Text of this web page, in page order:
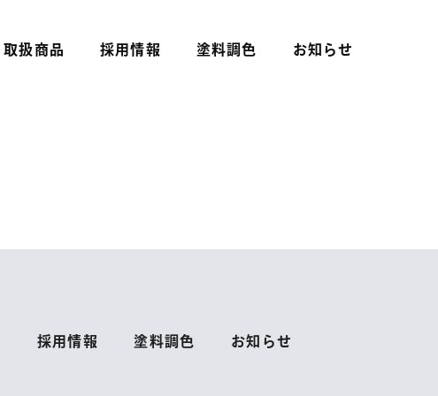
取扱商品 採用情報 塗料調色 お知らせ
採用情報 塗料調色 お知らせ